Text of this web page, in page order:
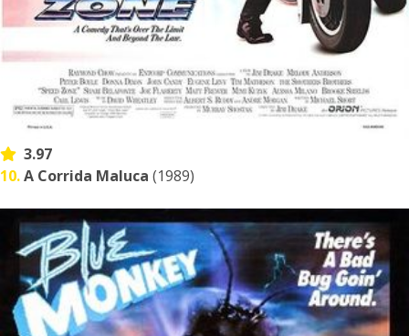
3.97
10.A Corrida Maluca (1989)